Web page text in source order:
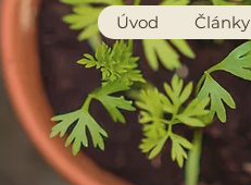
Úvod Články